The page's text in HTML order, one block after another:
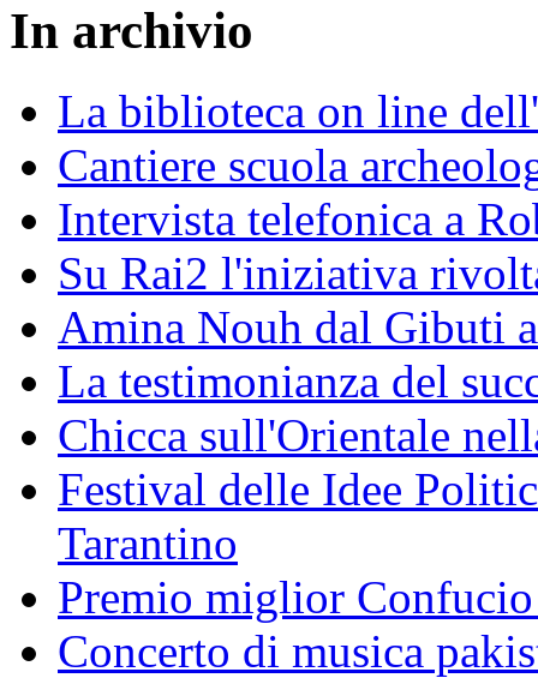
In archivio
La biblioteca on line
Cantiere scuola
Intervista telefonica a
Su Rai2 l'iniziativa
Amina Nouh dal Gibuti
La testimonianza del
Chicca sull'Orientale
Festival delle Idee
Tarantino
Premio miglior
Concerto di musica